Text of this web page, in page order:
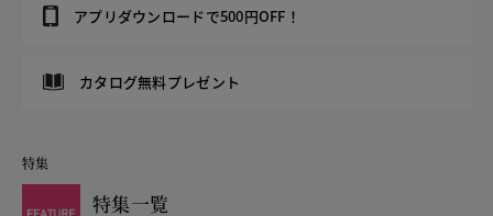
アプリダウンロードで500円OFF！
カタログ無料プレゼント
特集
特集一覧